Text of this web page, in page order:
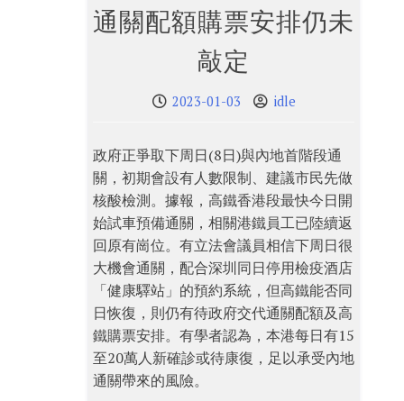
通關配額購票安排仍未
敲定
2023-01-03 idle
政府正爭取下周日(8日)與內地首階段通
關，初期會設有人數限制、建議市民先做
核酸檢測。據報，高鐵香港段最快今日開
始試車預備通關，相關港鐵員工已陸續返
回原有崗位。有立法會議員相信下周日很
大機會通關，配合深圳同日停用檢疫酒店
「健康驛站」的預約系統，但高鐵能否同
日恢復，則仍有待政府交代通關配額及高
鐵購票安排。有學者認為，本港每日有15
至20萬人新確診或待康復，足以承受內地
通關帶來的風險。